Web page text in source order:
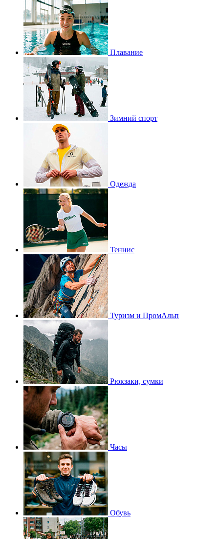
Плавание
Зимний спорт
Одежда
Теннис
Туризм и ПромАльп
Рюкзаки, сумки
Часы
Обувь